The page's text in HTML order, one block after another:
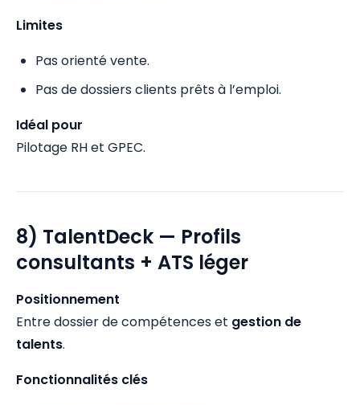
Limites
Pas orienté vente.
Pas de dossiers clients prêts à l’emploi.
Idéal pour
Pilotage RH et GPEC.
8) TalentDeck — Profils
consultants + ATS léger
Positionnement
Entre dossier de compétences et gestion de
talents.
Fonctionnalités clés